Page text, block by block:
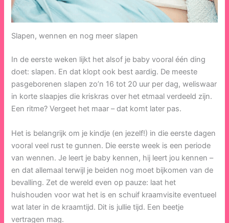
Slapen, wennen en nog meer slapen
In de eerste weken lijkt het alsof je baby vooral één ding
doet: slapen. En dat klopt ook best aardig. De meeste
pasgeborenen slapen zo’n 16 tot 20 uur per dag, weliswaar
in korte slaapjes die kriskras over het etmaal verdeeld zijn.
Een ritme? Vergeet het maar – dat komt later pas.
Het is belangrijk om je kindje (en jezelf!) in die eerste dagen
vooral veel rust te gunnen. Die eerste week is een periode
van wennen. Je leert je baby kennen, hij leert jou kennen –
en dat allemaal terwijl je beiden nog moet bijkomen van de
bevalling. Zet de wereld even op pauze: laat het
huishouden voor wat het is en schuif kraamvisite eventueel
wat later in de kraamtijd. Dit is jullie tijd. Een beetje
vertragen mag.